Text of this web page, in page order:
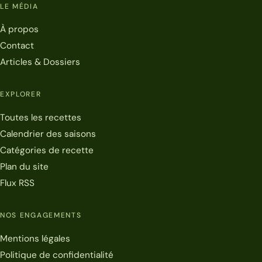
LE MÉDIA
À propos
Contact
Articles & Dossiers
EXPLORER
Toutes les recettes
Calendrier des saisons
Catégories de recette
Plan du site
Flux RSS
NOS ENGAGEMENTS
Mentions légales
Politique de confidentialité